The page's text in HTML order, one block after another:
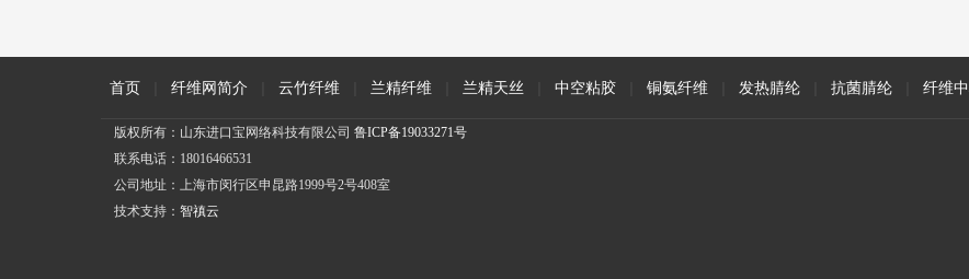
首页 纤维网简介 云竹纤维 兰精纤维 兰精天丝 中空粘胶 铜氨纤维 发热腈纶 抗菌腈纶 纤维
版权所有：山东进口宝网络科技有限公司 鲁ICP备19033271号
联系电话：18016466531
公司地址：上海市闵行区申昆路1999号2号408室
技术支持： 智禛云